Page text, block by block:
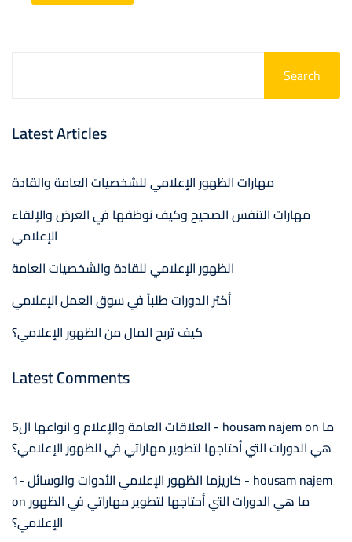
Search
Latest Articles
مهارات الظهور الإعلامي للشخصيات العامة والقادة
مهارات التنفس الصحيح وكيف نوظفها في العرض والإلقاء
الإعلامي
الظهور الإعلامي للقادة والشخصيات العامة
أكثر الدورات طلباً في سوق العمل الإعلامي
كيف تربح المال من الظهور الإعلامي؟
Latest Comments
العلاقات العامة والإعلام و انواعها ال5 - housam najemon ما
هي الدورات التي أحتاجها لتطوير مهاراتي في الظهور الإعلامي؟
1- كاريزما الظهور الإعلامي الأدوات والوسائل - housam najem
onما هي الدورات التي أحتاجها لتطوير مهاراتي في الظهور
الإعلامي؟